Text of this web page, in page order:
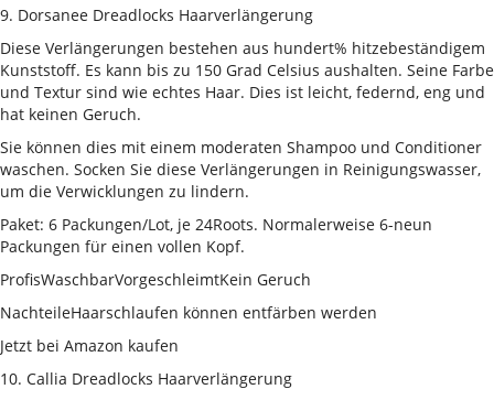
9. Dorsanee Dreadlocks Haarverlängerung
Diese Verlängerungen bestehen aus hundert% hitzebeständigem
Kunststoff. Es kann bis zu 150 Grad Celsius aushalten. Seine Farbe
und Textur sind wie echtes Haar. Dies ist leicht, federnd, eng und
hat keinen Geruch.
Sie können dies mit einem moderaten Shampoo und Conditioner
waschen. Socken Sie diese Verlängerungen in Reinigungswasser,
um die Verwicklungen zu lindern.
Paket: 6 Packungen/Lot, je 24Roots. Normalerweise 6-neun
Packungen für einen vollen Kopf.
ProfisWaschbarVorgeschleimtKein Geruch
NachteileHaarschlaufen können entfärben werden
Jetzt bei Amazon kaufen
10. Callia Dreadlocks Haarverlängerung